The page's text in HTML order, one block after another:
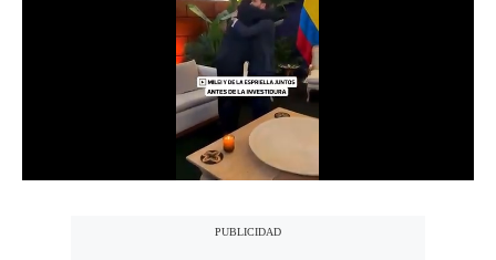
Condiciones